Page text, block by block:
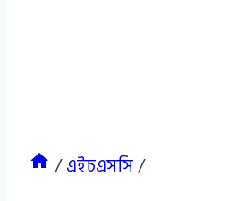
/এইচএসসি/